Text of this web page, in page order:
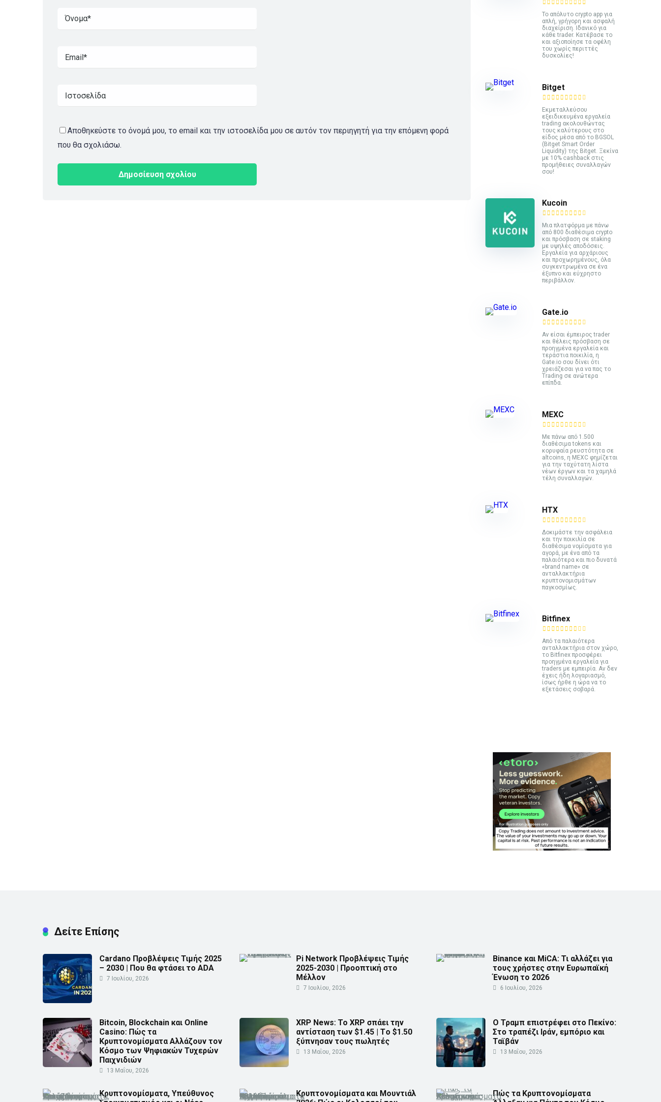
Αποθηκεύστε το όνομά μου, το email και την ιστοσελίδα μου σε αυτόν τον περιηγητή για την επόμενη φορά
που θα σχολιάσω.
Το απόλυτο crypto app για
απλή, γρήγορη και ασφαλή
διαχείριση. Ιδανικό για
κάθε trader. Κατέβασε το
και αξιοποίησε τα οφέλη
του χωρίς περιττές
δυσκολίες!
Bitget
Εκμεταλλεύσου
εξειδικευμένα εργαλεία
trading ακολουθώντας
τους καλύτερους στο
είδος μέσα από το BGSOL
(Bitget Smart Order
Liquidity) της Bitget. Ξεκίνα
με 10% cashback στις
προμήθειες συναλλαγών
σου!
Kucoin
Mια πλατφόρμα με πάνω
από 800 διαθέσιμα crypto
και πρόσβαση σε staking
με υψηλές αποδόσεις.
Εργαλεία για αρχάριους
και προχωρημένους, όλα
συγκεντρωμένα σε ένα
έξυπνο και εύχρηστο
περιβάλλον.
Gate.io
Αν είσαι έμπειρος trader
και θέλεις πρόσβαση σε
προηγμένα εργαλεία και
τεράστια ποικιλία, η
Gate.io σου δίνει ότι
χρειάζεσαι για να πας το
Trading σε ανώτερα
επίπδα.
MEXC
Με πάνω από 1.500
διαθέσιμα tokens και
κορυφαία ρευστότητα σε
altcoins, η MEXC φημίζεται
για την ταχύτατη λίστα
νέων έργων και τα χαμηλά
τέλη συναλλαγών.
HTX
Δοκιμάστε την ασφάλεια
και την ποικιλία σε
διαθέσιμα νομίσματα για
αγορά, με ένα από τα
παλαιότερα και πιο δυνατά
«brand name» σε
ανταλλακτήρια
κρυπτονομισμάτων
παγκοσμίως.
Bitfinex
Από τα παλαιότερα
ανταλλακτήρια στον χώρο,
το Bitfinex προσφέρει
προηγμένα εργαλεία για
traders με εμπειρία. Αν δεν
έχεις ήδη λογαριασμό,
ίσως ήρθε η ώρα να το
εξετάσεις σοβαρά.
Δείτε Επίσης
Cardano Προβλέψεις Τιμής 2025
– 2030 | Που θα φτάσει το ADA
7 Ιουλίου, 2026
Pi Network Προβλέψεις Τιμής
2025-2030 | Προοπτική στο
Μέλλον
7 Ιουλίου, 2026
Binance και MiCA: Τι αλλάζει για
τους χρήστες στην Ευρωπαϊκή
Ένωση το 2026
6 Ιουλίου, 2026
Bitcoin, Blockchain και Online
Casino: Πώς τα
Κρυπτονομίσματα Αλλάζουν τον
Κόσμο των Ψηφιακών Τυχερών
Παιχνιδιών
13 Μαΐου, 2026
XRP News: Το XRP σπάει την
αντίσταση των $1.45 | Τo $1.50
ξύπνησαν τους πωλητές
13 Μαΐου, 2026
Ο Τραμπ επιστρέφει στο Πεκίνο:
Στο τραπέζι Ιράν, εμπόριο και
Ταϊβάν
13 Μαΐου, 2026
Κρυπτονομίσματα, Υπεύθυνος
Κρυπτονομίσματα και Μουντιάλ
Πώς τα Κρυπτονομίσματα